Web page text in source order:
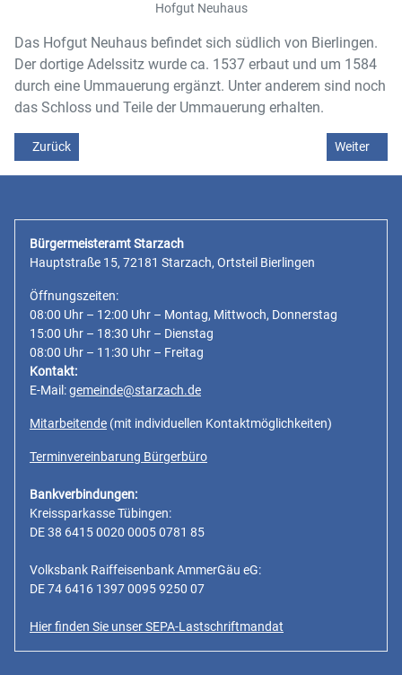
Hofgut Neuhaus
Das Hofgut Neuhaus befindet sich südlich von Bierlingen.
Der dortige Adelssitz wurde ca. 1537 erbaut und um 1584
durch eine Ummauerung ergänzt. Unter anderem sind noch
das Schloss und Teile der Ummauerung erhalten.
Vorheriger Beitrag: Golfanlage
Zurück Nächster
Weiter
Bürgermeisteramt Starzach
Hauptstraße 15, 72181 Starzach, Ortsteil Bierlingen
Öffnungszeiten:
08:00 Uhr – 12:00 Uhr – Montag, Mittwoch, Donnerstag
15:00 Uhr – 18:30 Uhr – Dienstag
08:00 Uhr – 11:30 Uhr – Freitag
Kontakt:
E-Mail:gemeinde@starzach.de
Mitarbeitende (mit individuellen Kontaktmöglichkeiten)
Terminvereinbarung Bürgerbüro
Bankverbindungen:
Kreissparkasse Tübingen:
DE 38 6415 0020 0005 0781 85
Volksbank Raiffeisenbank AmmerGäu eG:
DE 74 6416 1397 0095 9250 07
Hier finden Sie unser SEPA-Lastschriftmandat